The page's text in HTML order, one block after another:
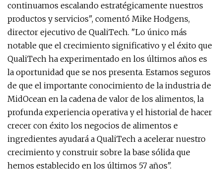
continuamos escalando estratégicamente nuestros
productos y servicios", comentó Mike Hodgens,
director ejecutivo de QualiTech. "Lo único más
notable que el crecimiento significativo y el éxito que
QualiTech ha experimentado en los últimos años es
la oportunidad que se nos presenta. Estamos seguros
de que el importante conocimiento de la industria de
MidOcean en la cadena de valor de los alimentos, la
profunda experiencia operativa y el historial de hacer
crecer con éxito los negocios de alimentos e
ingredientes ayudará a QualiTech a acelerar nuestro
crecimiento y construir sobre la base sólida que
hemos establecido en los últimos 57 años".